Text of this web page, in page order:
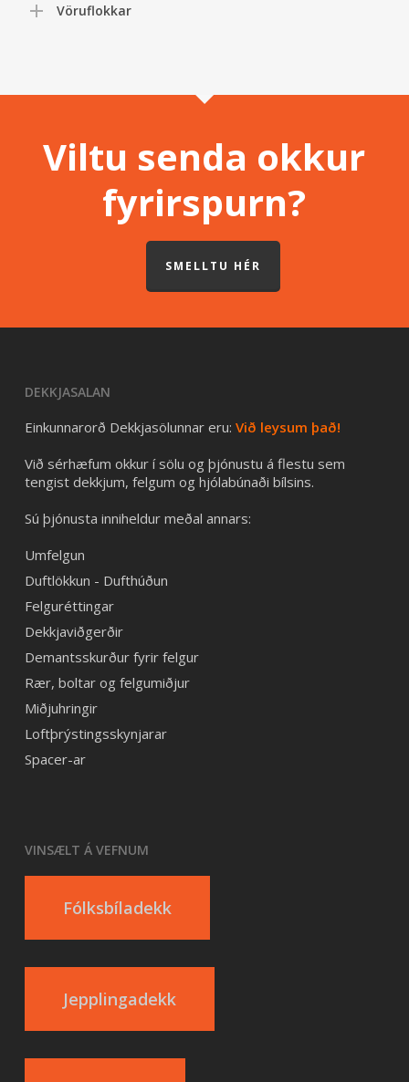
Vöruflokkar
Viltu senda okkur
fyrirspurn?
SMELLTU HÉR
DEKKJASALAN
Einkunnarorð Dekkjasölunnar eru: Við leysum það!
Við sérhæfum okkur í sölu og þjónustu á flestu sem
tengist dekkjum, felgum og hjólabúnaði bílsins.
Sú þjónusta inniheldur meðal annars:
Umfelgun
Duftlökkun - Dufthúðun
Felguréttingar
Dekkjaviðgerðir
Demantsskurður fyrir felgur
Rær, boltar og felgumiðjur
Miðjuhringir
Loftþrýstingsskynjarar
Spacer-ar
VINSÆLT Á VEFNUM
Fólksbíladekk
Jepplingadekk